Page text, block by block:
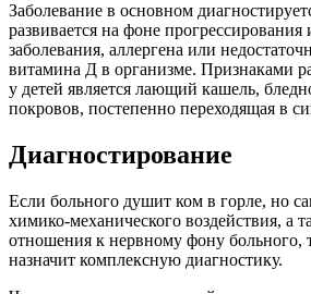
Заболевание в основном
развивается на фоне
заболевания, аллергена или
витамина Д в организме. Признаками
у детей является лающий кашель,
покровов, постепенно переходящая в
Диагностирование
Если больного душит ком в горле, но
химико-механического воздействия, а
отношения к нервному фону больного,
назначит комплексную диагностику.